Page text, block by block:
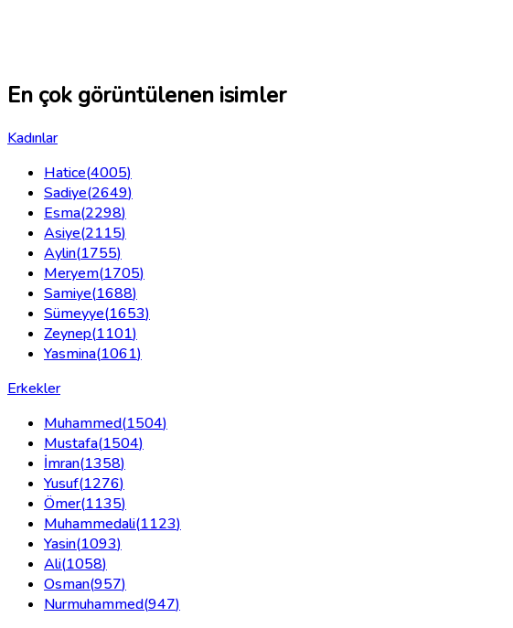
En çok görüntülenen isimler
Kadınlar
Hatice(4005)
Sadiye(2649)
Esma(2298)
Asiye(2115)
Aylin(1755)
Meryem(1705)
Samiye(1688)
Sümeyye(1653)
Zeynep(1101)
Yasmina(1061)
Erkekler
Muhammed(1504)
Mustafa(1504)
İmran(1358)
Yusuf(1276)
Ömer(1135)
Muhammedali(1123)
Yasin(1093)
Ali(1058)
Osman(957)
Nurmuhammed(947)